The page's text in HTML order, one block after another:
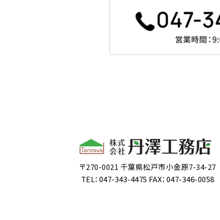
〒270-0021 千葉県松戸市小金原7-34-27
TEL：047-343-4475 FAX：047-346-0058